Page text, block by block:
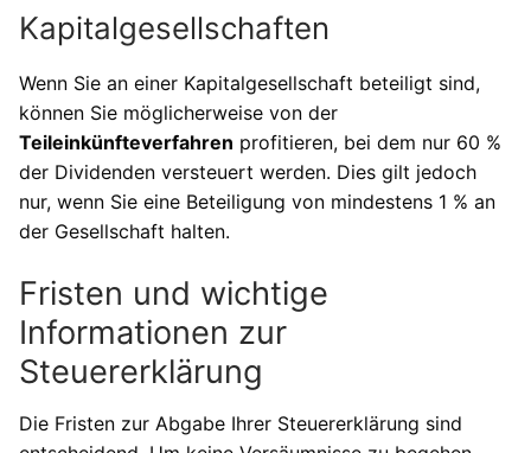
Kapitalgesellschaften
Wenn Sie an einer Kapitalgesellschaft beteiligt sind,
können Sie möglicherweise von der
Teileinkünfteverfahren profitieren, bei dem nur 60 %
der Dividenden versteuert werden. Dies gilt jedoch
nur, wenn Sie eine Beteiligung von mindestens 1 % an
der Gesellschaft halten.
Fristen und wichtige
Informationen zur
Steuererklärung
Die Fristen zur Abgabe Ihrer Steuererklärung sind